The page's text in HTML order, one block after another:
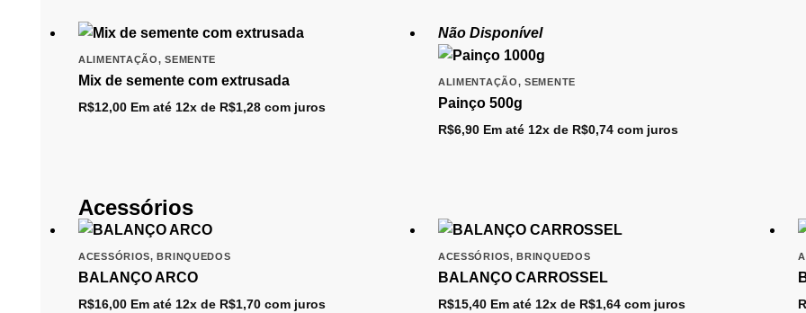
ALIMENTAÇÃO,SEMENTE
Mix de semente com extrusada
R$12,00 Em até 12x de R$1,28 com juros
Não Disponível
ALIMENTAÇÃO,SEMENTE
Painço 500g
R$6,90 Em até 12x de R$0,74com juros
Acessórios
ACESSÓRIOS,BRINQUEDOS
BALANÇO ARCO
R$16,00 Em até 12x de R$1,70 com juros
ACESSÓRIOS,BRINQUEDOS
BALANÇO CARROSSEL
R$15,40 Em até 12x de R$1,64com juros